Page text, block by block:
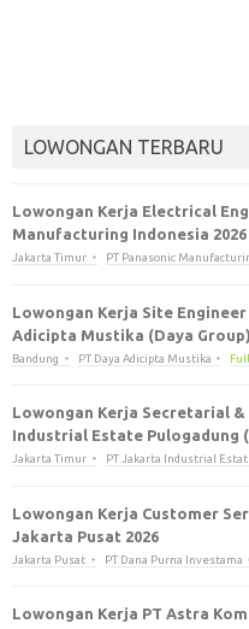
LOWONGAN TERBARU
Lowongan Kerja Electrical
Manufacturing Indonesia 2026
Jakarta Timur PT Panasonic
Lowongan Kerja Site
Adicipta Mustika (Daya
Bandung PT Daya Adicipta Mustika
Lowongan Kerja Secretarial
Industrial Estate Pulogadung
Jakarta Timur PT Jakarta Industrial
Lowongan Kerja Customer
Jakarta Pusat 2026
Jakarta Pusat PT Dana Purna Investama
Lowongan Kerja PT Astra